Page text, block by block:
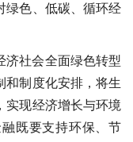
绿色、低碳、循环经
济社会全面绿色转型
和制度化安排，将生
实现经济增长与环境
既要支持环保、节